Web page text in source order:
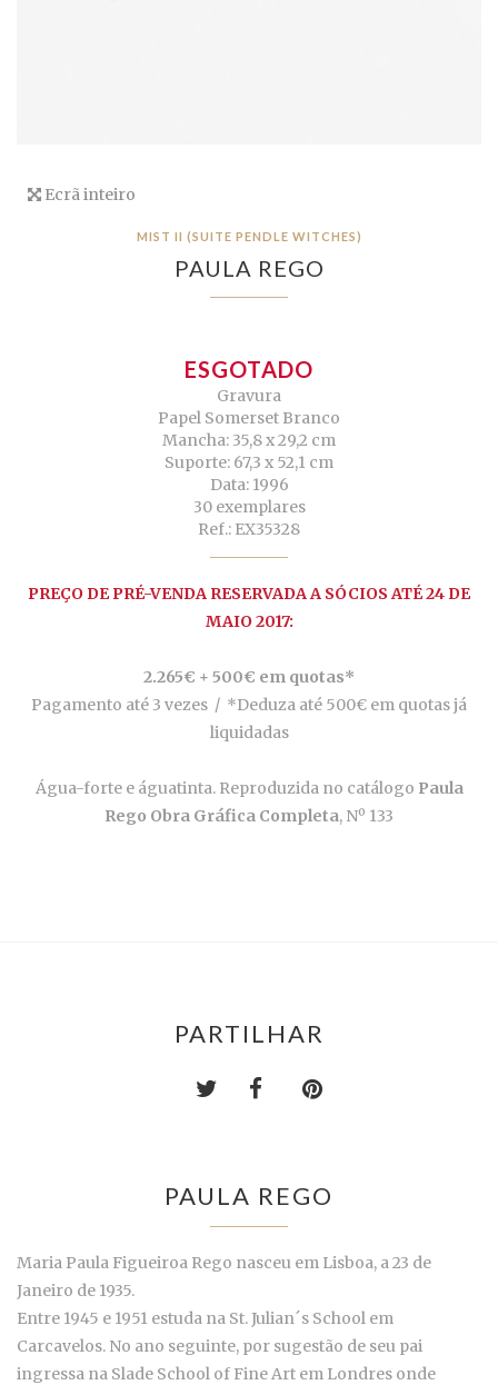
Ecrã inteiro
MIST II (SUITE PENDLE WITCHES)
PAULA REGO
ESGOTADO
Gravura
Papel Somerset Branco
Mancha: 35,8 x 29,2 cm
Suporte: 67,3 x 52,1 cm
Data: 1996
30 exemplares
Ref.: EX35328
PREÇO DE PRÉ-VENDA RESERVADA A SÓCIOS ATÉ 24 DE
MAIO 2017:
2.265€ + 500€ em quotas*
Pagamento até 3 vezes / *Deduza até 500€ em quotas já
liquidadas
Água-forte e águatinta. Reproduzida no catálogo Paula
Rego Obra Gráfica Completa, Nº 133
PARTILHAR
PAULA REGO
Maria Paula Figueiroa Rego nasceu em Lisboa, a 23 de
Janeiro de 1935.
Entre 1945 e 1951 estuda na St. Julian´s School em
Carcavelos. No ano seguinte, por sugestão de seu pai
ingressa na Slade School of Fine Art em Londres onde